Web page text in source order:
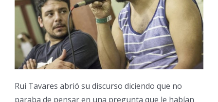
Rui Tavares abrió su discurso diciendo que no
paraba de pensar en una pregunta que le habían